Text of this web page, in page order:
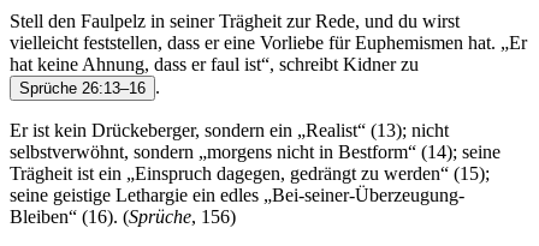
Stell den Faulpelz in seiner Trägheit zur Rede, und du wirst
vielleicht feststellen, dass er eine Vorliebe für Euphemismen hat. „Er
hat keine Ahnung, dass er faul ist“, schreibt Kidner zu
Sprüche 26:13–16 .
Er ist kein Drückeberger, sondern ein „Realist“ (13); nicht
selbstverwöhnt, sondern „morgens nicht in Bestform“ (14); seine
Trägheit ist ein „Einspruch dagegen, gedrängt zu werden“ (15);
seine geistige Lethargie ein edles „Bei-seiner-Überzeugung-
Bleiben“ (16). (Sprüche, 156)